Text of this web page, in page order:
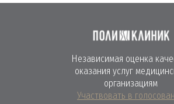
Независимая оценка
оказания услуг
организациям
Участвовать в